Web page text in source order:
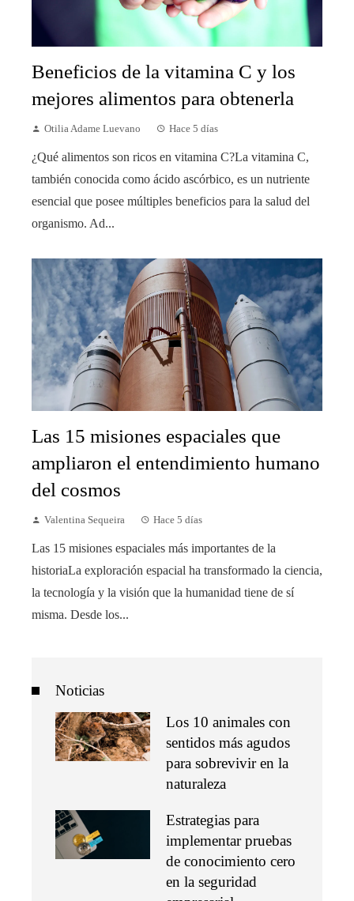
Beneficios de la vitamina C y los
mejores alimentos para obtenerla
Otilia Adame Luevano Hace 5 días
¿Qué alimentos son ricos en vitamina C?La vitamina C,
también conocida como ácido ascórbico, es un nutriente
esencial que posee múltiples beneficios para la salud del
organismo. Ad...
Las 15 misiones espaciales que
ampliaron el entendimiento humano
del cosmos
Valentina Sequeira Hace 5 días
Las 15 misiones espaciales más importantes de la
historiaLa exploración espacial ha transformado la ciencia,
la tecnología y la visión que la humanidad tiene de sí
misma. Desde los...
Noticias
Los 10 animales con
sentidos más agudos
para sobrevivir en la
naturaleza
Estrategias para
implementar pruebas
de conocimiento cero
en la seguridad